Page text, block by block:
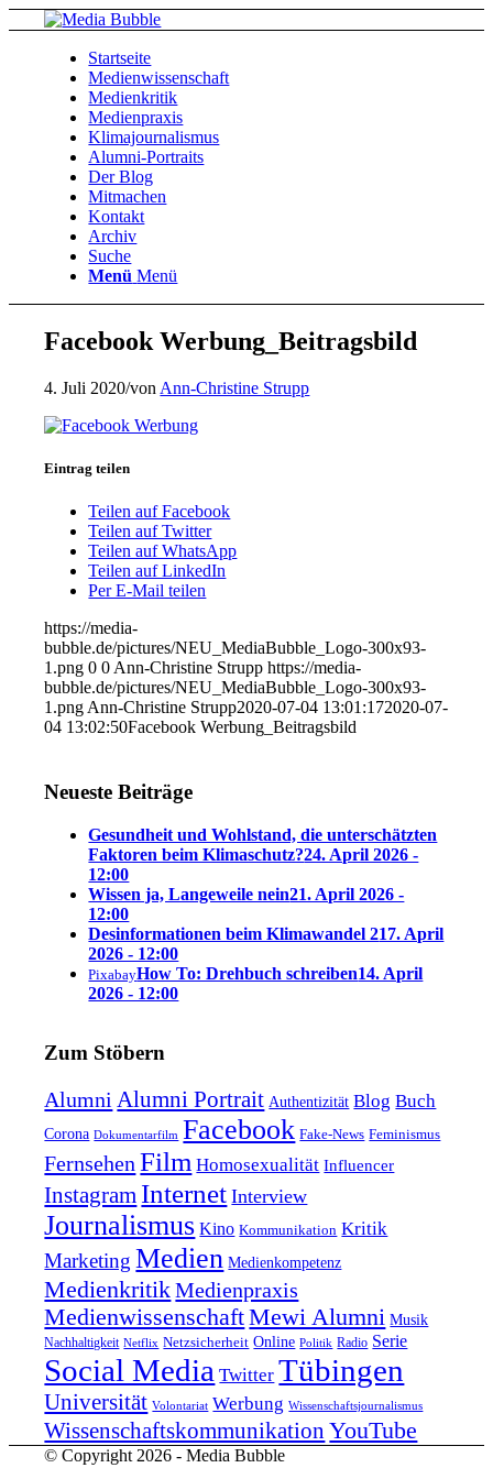
Startseite
Medienwissenschaft
Medienkritik
Medienpraxis
Klimajournalismus
Alumni-Portraits
Der Blog
Mitmachen
Kontakt
Archiv
Suche
Menü Menü
Facebook Werbung_Beitragsbild
4. Juli 2020/von Ann-Christine Strupp
Eintrag teilen
Teilen auf Facebook
Teilen auf Twitter
Teilen auf WhatsApp
Teilen auf LinkedIn
Per E-Mail teilen
https://media-
bubble.de/pictures/NEU_MediaBubble_Logo-300x93-
1.png 0 0 Ann-Christine Strupp https://media-
bubble.de/pictures/NEU_MediaBubble_Logo-300x93-
1.png Ann-Christine Strupp2020-07-04 13:01:172020-07-
04 13:02:50Facebook Werbung_Beitragsbild
Neueste Beiträge
Gesundheit und Wohlstand, die unterschätzten
Faktoren beim Klimaschutz?24. April 2026 -
12:00
Wissen ja, Langeweile nein21. April 2026 -
12:00
Desinformationen beim Klimawandel 217. April
2026 - 12:00
PixabayHow To: Drehbuch schreiben14. April
2026 - 12:00
Zum Stöbern
Alumni Alumni Portrait Authentizität Blog Buch
Corona Dokumentarfilm Facebook Fake-News Feminismus
Fernsehen Film Homosexualität Influencer
Instagram Internet Interview
Journalismus Kino Kommunikation Kritik
Marketing Medien Medienkompetenz
Medienkritik Medienpraxis
MedienwissenschaftMewi Alumni Musik
Nachhaltigkeit Netflix Netzsicherheit Online Politik Radio Serie
Social Media Twitter Tübingen
Universität Volontariat Werbung Wissenschaftsjournalismus
Wissenschaftskommunikation YouTube
© Copyright 2026 - Media Bubble